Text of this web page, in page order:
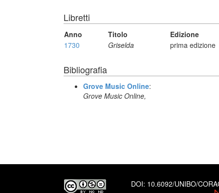
Libretti
Anno Titolo
Edizione
1730
Griselda prima edizione
Bibliografia
Grove Music Online:
Grove Music Online,
DOI: 10.6092/UNIBO/